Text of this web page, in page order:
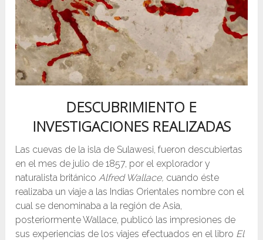
DESCUBRIMIENTO E
INVESTIGACIONES REALIZADAS
Las cuevas de la isla de Sulawesi, fueron descubiertas
en el mes de julio de 1857, por el explorador y
naturalista británico Alfred Wallace, cuando éste
realizaba un viaje a las Indias Orientales nombre con el
cual se denominaba a la región de Asia,
posteriormente Wallace, publicó las impresiones de
sus experiencias de los viajes efectuados en el libro El